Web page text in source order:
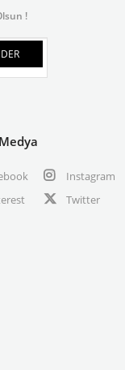
!
Instagram
Twitter